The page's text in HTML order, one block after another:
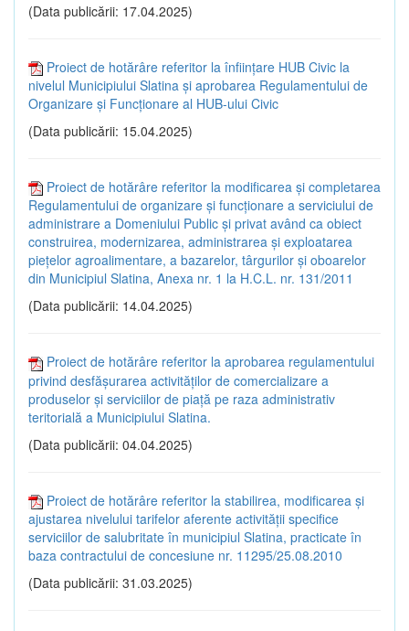
(Data publicării: 17.04.2025)
Proiect de hotărâre referitor la înființare HUB Civic la
nivelul Municipiului Slatina și aprobarea Regulamentului de
Organizare și Funcționare al HUB-ului Civic
(Data publicării: 15.04.2025)
Proiect de hotărâre referitor la modificarea și completarea
Regulamentului de organizare și funcționare a serviciului de
administrare a Domeniului Public și privat având ca obiect
construirea, modernizarea, administrarea și exploatarea
piețelor agroalimentare, a bazarelor, târgurilor și oboarelor
din Municipiul Slatina, Anexa nr. 1 la H.C.L. nr. 131/2011
(Data publicării: 14.04.2025)
Proiect de hotărâre referitor la aprobarea regulamentului
privind desfăşurarea activităţilor de comercializare a
produselor şi serviciilor de piaţă pe raza administrativ
teritorială a Municipiului Slatina.
(Data publicării: 04.04.2025)
Proiect de hotărâre referitor la stabilirea, modificarea şi
ajustarea nivelului tarifelor aferente activității specifice
serviciilor de salubritate în municipiul Slatina, practicate în
baza contractului de concesiune nr. 11295/25.08.2010
(Data publicării: 31.03.2025)